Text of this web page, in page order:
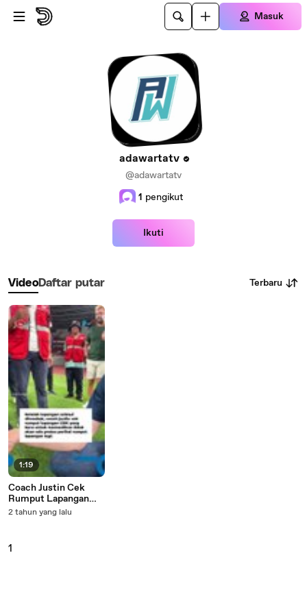
Lewatkan ke konten utama
Masuk
adawartatv
@adawartatv
1 pengikut
Ikuti
VideoDaftar putar Terbaru
1:19
Coach Justin Cek
Rumput Lapangan
GBK yang Baru Jelang
Selebrasi Lagi
2 tahun yang lalu
1